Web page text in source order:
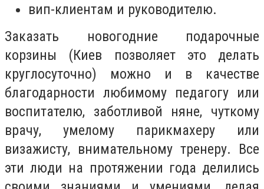
вип-клиентам и руководителю.
Заказать новогодние подарочные
корзины (Киев позволяет это делать
круглосуточно) можно и в качестве
благодарности любимому педагогу или
воспитателю, заботливой няне, чуткому
врачу, умелому парикмахеру или
визажисту, внимательному тренеру. Все
эти люди на протяжении года делились